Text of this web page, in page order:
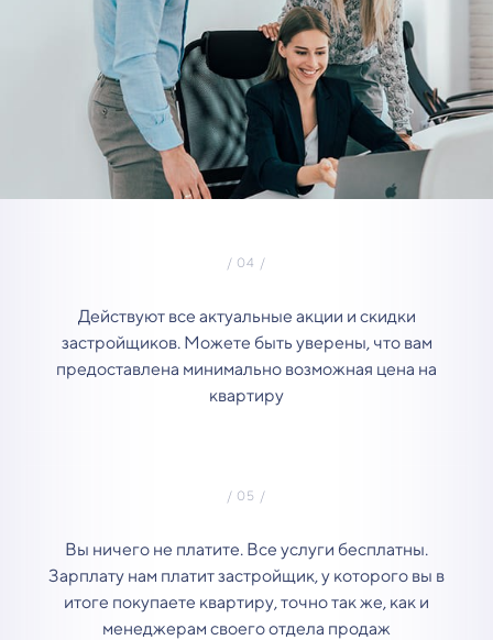
Действуют все актуальные акции и скидки
застройщиков. Можете быть уверены, что вам
предоставлена минимально возможная цена на
квартиру
Вы ничего не платите. Все услуги бесплатны.
Зарплату нам платит застройщик, у которого вы в
итоге покупаете квартиру, точно так же, как и
менеджерам своего отдела продаж